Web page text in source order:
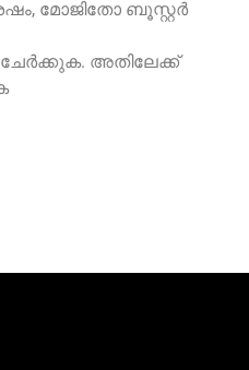
മോജിതോ ബൂസ്റ്റർ
അതിലേക്ക്